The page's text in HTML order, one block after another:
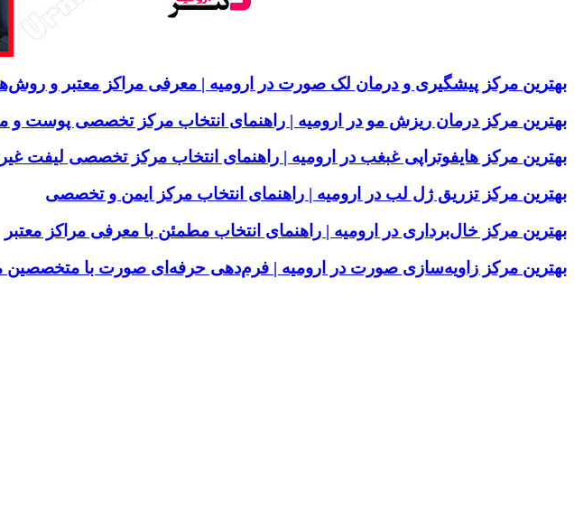
بهترین مرکز پیشگیری و درمان لک صورت در ارومیه | معرفی مراکز معتبر و
بهترین مرکز درمان ریزش مو در ارومیه | راهنمای انتخاب مرکز تخصصی پوست و
بهترین مرکز هایفوتراپی غبغب در ارومیه | راهنمای انتخاب مرکز تخصصی لیفت
بهترین مرکز تزریق ژل لب در ارومیه | راهنمای انتخاب مرکز ایمن و تخصصی
بهترین مرکز خال‌برداری در ارومیه | راهنمای انتخاب مطمئن با معرفی مراکز معتبر
بهترین مرکز زاویه‌سازی صورت در ارومیه | فرم‌دهی حرفه‌ای صورت با